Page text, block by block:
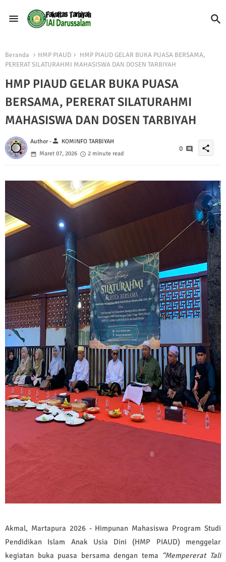
Beranda HMP PIAUD
HMP PIAUD GELAR BUKA PUASA BERSAMA,
PERERAT SILATURAHMI MAHASISWA DAN DOSEN TARBIYAH
HMP PIAUD GELAR BUKA PUASA
BERSAMA, PERERAT SILATURAHMI
MAHASISWA DAN DOSEN TARBIYAH
Author -person KOMINFO TARBIYAH
Maret 07, 2026
2 minute read
0 share
Akmal, Martapura 2026 - Himpunan Mahasiswa Program Studi
Pendidikan Islam Anak Usia Dini (HMP PIAUD) menggelar
kegiatan buka puasa bersama dengan tema “Mempererat Tali